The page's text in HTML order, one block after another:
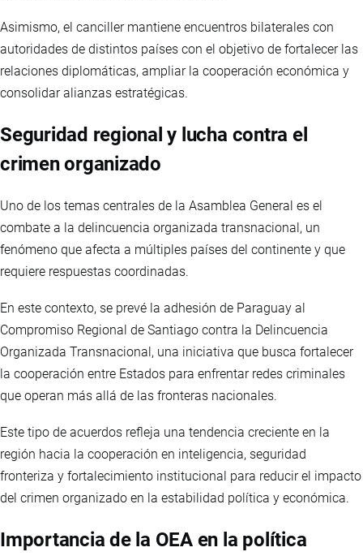
Asimismo, el canciller mantiene encuentros bilaterales con
autoridades de distintos países con el objetivo de fortalecer las
relaciones diplomáticas, ampliar la cooperación económica y
consolidar alianzas estratégicas.
Seguridad regional y lucha contra el
crimen organizado
Uno de los temas centrales de la Asamblea General es el
combate a la delincuencia organizada transnacional, un
fenómeno que afecta a múltiples países del continente y que
requiere respuestas coordinadas.
En este contexto, se prevé la adhesión de Paraguay al
Compromiso Regional de Santiago contra la Delincuencia
Organizada Transnacional, una iniciativa que busca fortalecer
la cooperación entre Estados para enfrentar redes criminales
que operan más allá de las fronteras nacionales.
Este tipo de acuerdos refleja una tendencia creciente en la
región hacia la cooperación en inteligencia, seguridad
fronteriza y fortalecimiento institucional para reducir el impacto
del crimen organizado en la estabilidad política y económica.
Importancia de la OEA en la política